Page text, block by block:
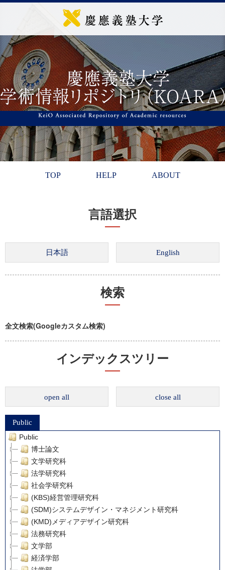
TOP HELP ABOUT
言語選択
検索
全文検索(Googleカスタム検索)
インデックスツリー
open all close all
Public
Public
博士論文
文学研究科
法学研究科
社会学研究科
(KBS)経営管理研究科
(SDM)システムデザイン・マネジメント研究科
(KMD)メディアデザイン研究科
法務研究科
文学部
経済学部